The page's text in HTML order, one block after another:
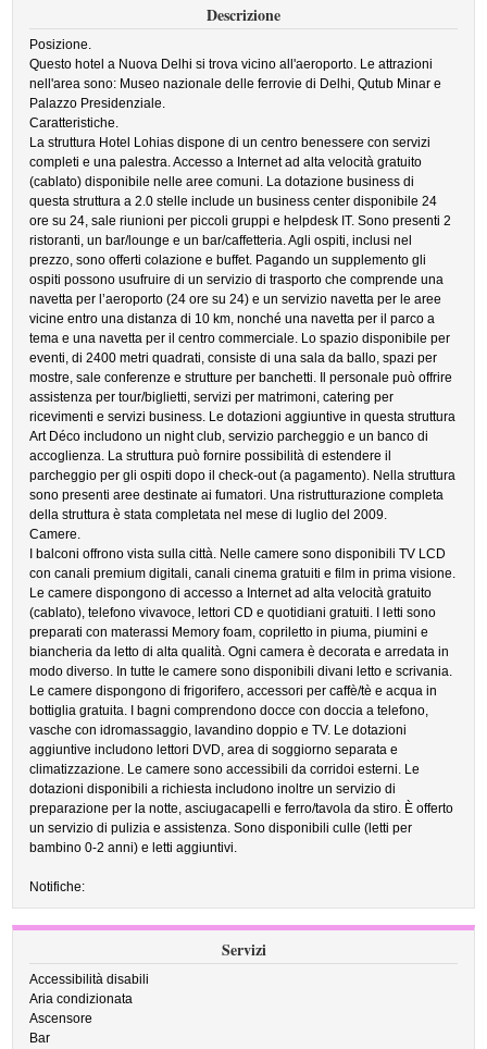
Descrizione
Posizione.
Questo hotel a Nuova Delhi si trova vicino all'aeroporto. Le attrazioni
nell'area sono: Museo nazionale delle ferrovie di Delhi, Qutub Minar e
Palazzo Presidenziale.
Caratteristiche.
La struttura Hotel Lohias dispone di un centro benessere con servizi
completi e una palestra. Accesso a Internet ad alta velocità gratuito
(cablato) disponibile nelle aree comuni. La dotazione business di
questa struttura a 2.0 stelle include un business center disponibile 24
ore su 24, sale riunioni per piccoli gruppi e helpdesk IT. Sono presenti 2
ristoranti, un bar/lounge e un bar/caffetteria. Agli ospiti, inclusi nel
prezzo, sono offerti colazione e buffet. Pagando un supplemento gli
ospiti possono usufruire di un servizio di trasporto che comprende una
navetta per l’aeroporto (24 ore su 24) e un servizio navetta per le aree
vicine entro una distanza di 10 km, nonché una navetta per il parco a
tema e una navetta per il centro commerciale. Lo spazio disponibile per
eventi, di 2400 metri quadrati, consiste di una sala da ballo, spazi per
mostre, sale conferenze e strutture per banchetti. Il personale può offrire
assistenza per tour/biglietti, servizi per matrimoni, catering per
ricevimenti e servizi business. Le dotazioni aggiuntive in questa struttura
Art Déco includono un night club, servizio parcheggio e un banco di
accoglienza. La struttura può fornire possibilità di estendere il
parcheggio per gli ospiti dopo il check-out (a pagamento). Nella struttura
sono presenti aree destinate ai fumatori. Una ristrutturazione completa
della struttura è stata completata nel mese di luglio del 2009.
Camere.
I balconi offrono vista sulla città. Nelle camere sono disponibili TV LCD
con canali premium digitali, canali cinema gratuiti e film in prima visione.
Le camere dispongono di accesso a Internet ad alta velocità gratuito
(cablato), telefono vivavoce, lettori CD e quotidiani gratuiti. I letti sono
preparati con materassi Memory foam, copriletto in piuma, piumini e
biancheria da letto di alta qualità. Ogni camera è decorata e arredata in
modo diverso. In tutte le camere sono disponibili divani letto e scrivania.
Le camere dispongono di frigorifero, accessori per caffè/tè e acqua in
bottiglia gratuita. I bagni comprendono docce con doccia a telefono,
vasche con idromassaggio, lavandino doppio e TV. Le dotazioni
aggiuntive includono lettori DVD, area di soggiorno separata e
climatizzazione. Le camere sono accessibili da corridoi esterni. Le
dotazioni disponibili a richiesta includono inoltre un servizio di
preparazione per la notte, asciugacapelli e ferro/tavola da stiro. È offerto
un servizio di pulizia e assistenza. Sono disponibili culle (letti per
bambino 0-2 anni) e letti aggiuntivi.
Notifiche:
Servizi
Accessibilità disabili
Aria condizionata
Ascensore
Bar